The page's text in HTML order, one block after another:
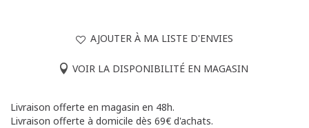
AJOUTER À MA LISTE D'ENVIES
VOIR LA DISPONIBILITÉ EN MAGASIN
Livraison offerte en magasin en 48h.
Livraison offerte à domicile dès 69€ d'achats.